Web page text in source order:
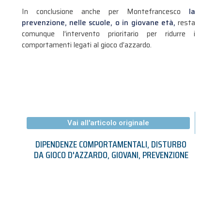
In conclusione anche per Montefrancesco la
prevenzione, nelle scuole, o in giovane età, resta
comunque l’intervento prioritario per ridurre i
comportamenti legati al gioco d’azzardo.
Vai all'articolo originale
DIPENDENZE COMPORTAMENTALI,DISTURBO
DA GIOCO D'AZZARDO,GIOVANI,PREVENZIONE